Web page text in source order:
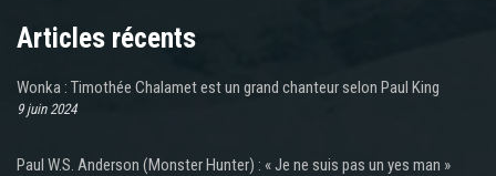
Articles récents
Wonka : Timothée Chalamet est un grand chanteur selon Paul King
9 juin 2024
Paul W.S. Anderson (Monster Hunter) : « Je ne suis pas un yes man »